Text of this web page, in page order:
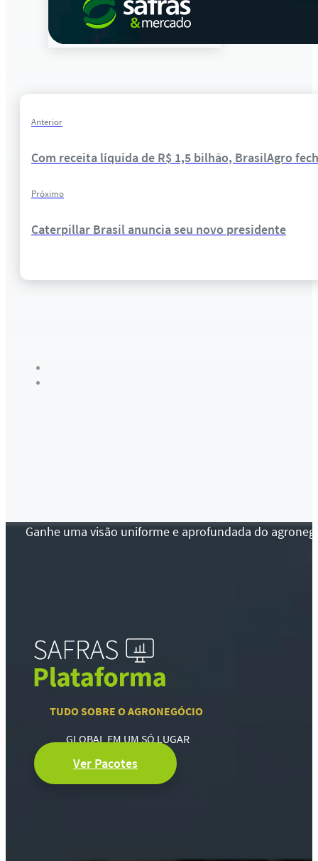
Anterior
Com receita líquida de R$ 1,5 bilhão, BrasilAgro
Próximo
Caterpillar Brasil anuncia seu novo presidente
Ganhe uma visão uniforme e aprofundada do
TUDO SOBRE O AGRONEGÓCIO
GLOBAL EM UM SÓ LUGAR
Ver Pacotes